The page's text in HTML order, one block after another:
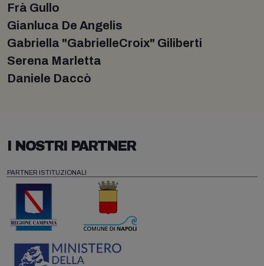
Frà Gullo
Gianluca De Angelis
Gabriella "GabrielleCroix" Giliberti
Serena Marletta
Daniele Daccò
I NOSTRI PARTNER
PARTNER ISTITUZIONALI